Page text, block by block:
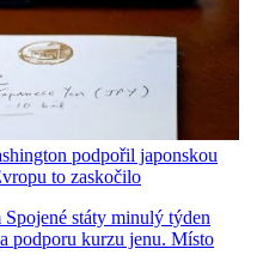
podpořil japonskou
to zaskočilo
státy minulý týden
podporu kurzu jenu. Místo